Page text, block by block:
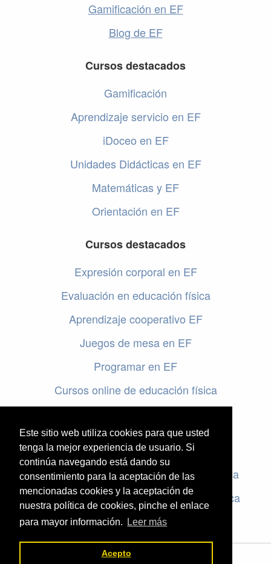
Este sitio web utiliza cookies para que usted
tenga la mejor experiencia de usuario. Si
continúa navegando está dando su
consentimiento para la aceptación de las
mencionadas cookies y la aceptación de
nuestra política de cookies, pinche el enlace
para mayor información.
Leer más
Acepto
Gamificación en EF
Blog de EF
Cursos destacados
Gamificación
Aprendizaje servicio en EF
iDoceo en EF
Unidades Didácticas en EF
Matemáticas y EF
Orientación en EF
Cursos destacados
Expresión corporal en EF
Evaluación en educación física
Aprendizaje cooperativo EF
Juegos de mesa en EF
Programar en EF
Cursos online de educación física
Evaluación en educación física
Criterios de evaluación en educación física
Rúbricas de evaluación en educación física